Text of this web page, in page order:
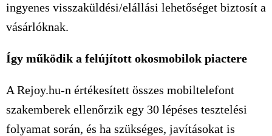
ingyenes visszaküldési/elállási lehetőséget biztosít a
vásárlóknak.
Így működik a felújított okosmobilok piactere
A Rejoy.hu-n értékesített összes mobiltelefont
szakemberek ellenőrzik egy 30 lépéses tesztelési
folyamat során, és ha szükséges, javításokat is